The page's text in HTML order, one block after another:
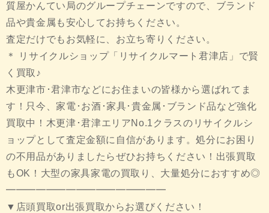
質屋かんてい局のグループチェーンですので、ブランド
品や貴金属も安心してお持ちください。
査定だけでもお気軽に、お立ち寄りください。
＊ リサイクルショップ「リサイクルマート君津店」で賢
く買取♪
木更津市･君津市などにお住まいの皆様から選ばれてま
す！只今、家電･お酒･家具･貴金属･ブランド品など強化
買取中！木更津･君津エリアNo.1クラスのリサイクルシ
ョップとして査定金額に自信があります。処分にお困り
の不用品がありましたらぜひお持ちください！出張買取
もOK！大型の家具家電の買取り、大量処分におすすめ◎
━━━━━━━━━━━━━━━━
▼店頭買取or出張買取からお選びください！